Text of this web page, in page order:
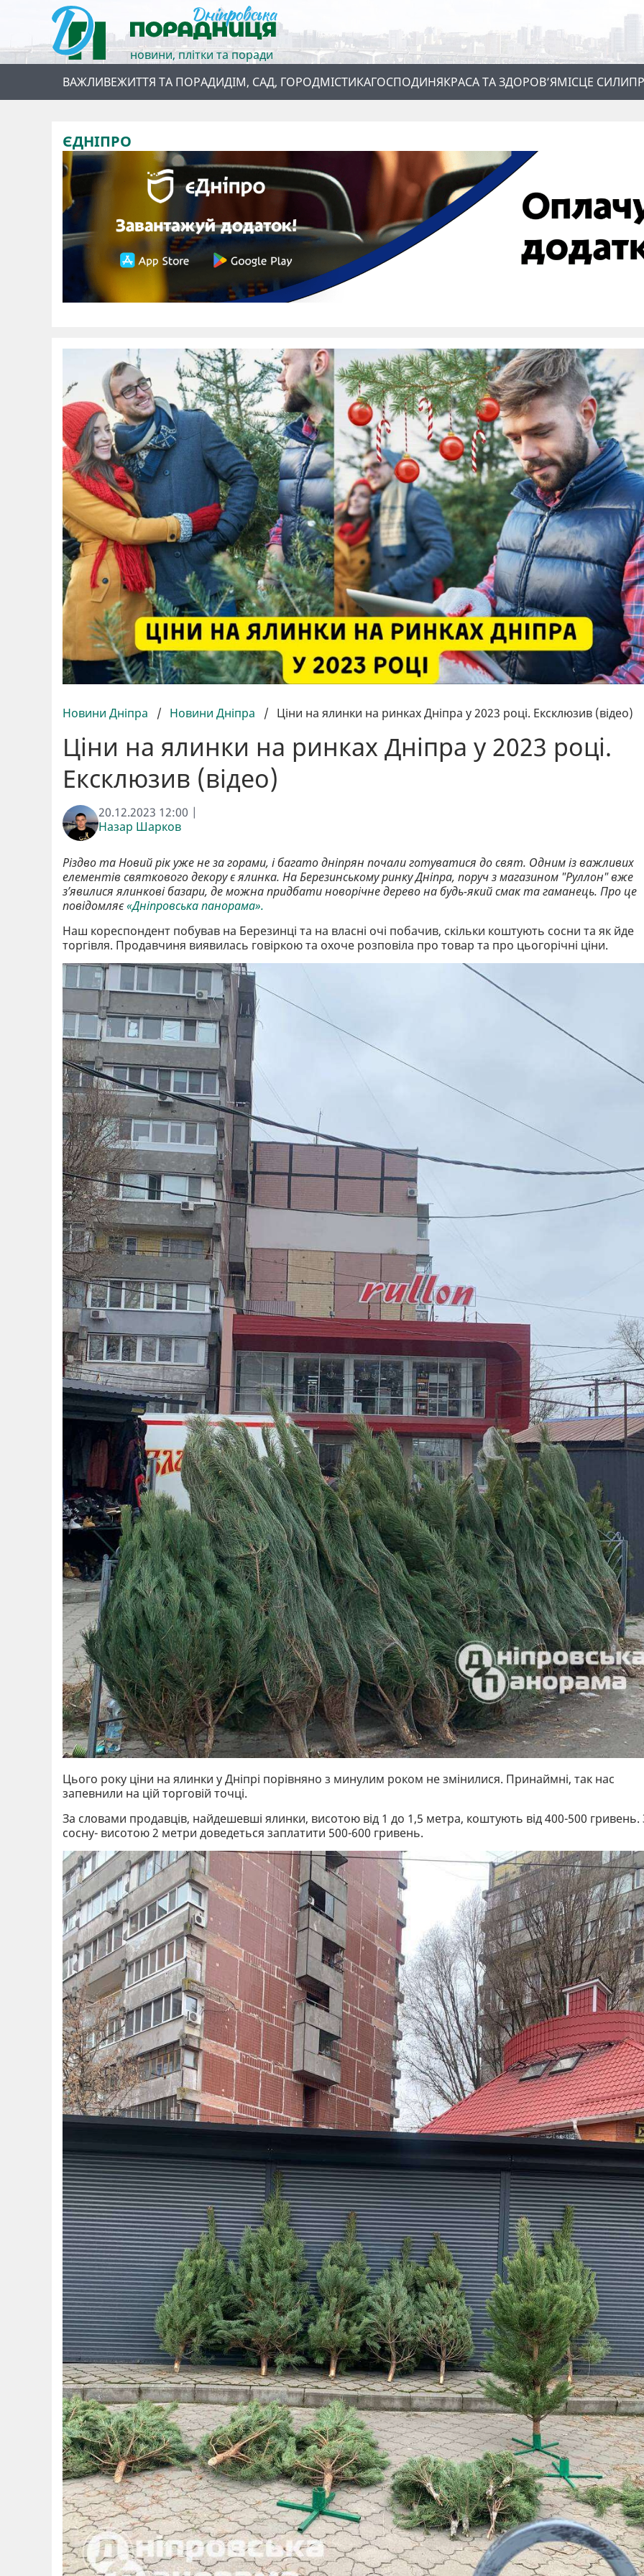
новини, плітки та поради
ВАЖЛИВЕЖИТТЯ ТА ПОРАДИДІМ, САД, ГОРОДМІСТИКАГОСПОДИНЯКРАСА ТА ЗДОРОВ’ЯМІСЦЕ СИЛИ
ЄДНІПРО
Новини Дніпра / Новини Дніпра / Ціни на ялинки на ринках Дніпра у 2023 році. Ексклюзив (відео)
Ціни на ялинки на ринках Дніпра у 2023 році.
Ексклюзив (відео)
20.12.2023 12:00 |
Назар Шарков
Різдво та Новий рік уже не за горами, і багато дніпрян почали готуватися до свят. Одним із важливих
елементів святкового декору є ялинка. На Березинському ринку Дніпра, поруч з магазином "Руллон" вже
з’явилися ялинкові базари, де можна придбати новорічне дерево на будь-який смак та гаманець. Про це
повідомляє«Дніпровська панорама».
Наш кореспондент побував на Березинці та на власні очі побачив, скільки коштують сосни та як йде
торгівля. Продавчиня виявилась говіркою та охоче розповіла про товар та про цьогорічні ціни.
Цього року ціни на ялинки у Дніпрі порівняно з минулим роком не змінилися. Принаймні, так нас
запевнили на цій торговій точці.
За словами продавців, найдешевші ялинки, висотою від 1 до 1,5 метра, коштують від 400-500 гривень.
сосну- висотою 2 метри доведеться заплатити 500-600 гривень.